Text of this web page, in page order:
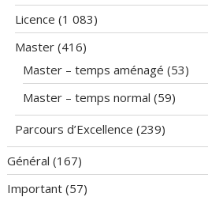
Licence (1 083)
Master (416)
Master – temps aménagé (53)
Master – temps normal (59)
Parcours d’Excellence (239)
Général (167)
Important (57)